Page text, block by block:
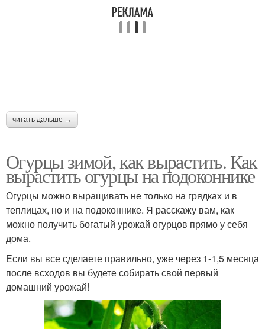
читать дальше →
Огурцы зимой, как вырастить. Как
вырастить огурцы на подоконнике
Огурцы можно выращивать не только на грядках и в
теплицах, но и на подоконнике. Я расскажу вам, как
можно получить богатый урожай огурцов прямо у себя
дома.
Если вы все сделаете правильно, уже через 1-1,5 месяца
после всходов вы будете собирать свой первый
домашний урожай!